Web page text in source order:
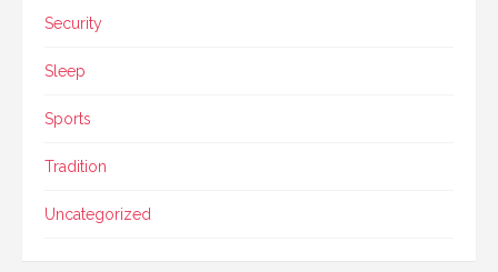
Security
Sleep
Sports
Tradition
Uncategorized